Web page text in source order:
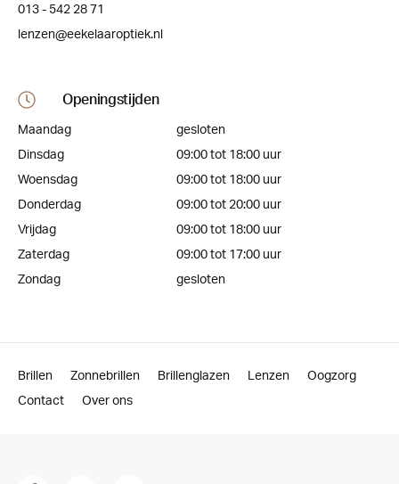
013 - 542 28 71
lenzen@eekelaaroptiek.nl
Openingstijden
Maandag
gesloten
Dinsdag
09:00 tot 18:00 uur
Woensdag
09:00 tot 18:00 uur
Donderdag
09:00 tot 20:00 uur
Vrijdag
09:00 tot 18:00 uur
Zaterdag
09:00 tot 17:00 uur
Zondag
gesloten
Brillen Zonnebrillen Brillenglazen Lenzen
Oogzorg
Contact
Over ons